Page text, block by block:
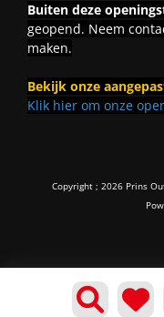
Buiten deze
geopend. Neem
maken.
Bekijk onze
Klik hier om onze
Copyright ; 2026 Prins